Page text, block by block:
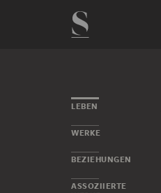
LEBEN
WERKE
BEZIEHUNGEN
ASSOZIIERTE